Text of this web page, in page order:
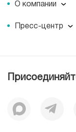
О компании
Вакансии
Документы
История
Пресс-центр
Журнал для